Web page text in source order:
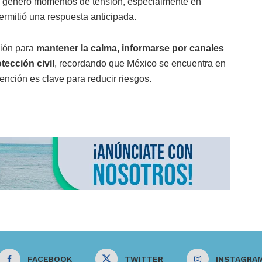
una respuesta anticipada.
para mantener la calma, informarse por canales
civil , recordando que México se encuentra en
es clave para reducir riesgos.
FACEBOOK TWITTER